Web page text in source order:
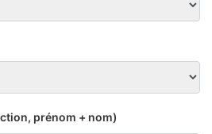
prénom + nom)